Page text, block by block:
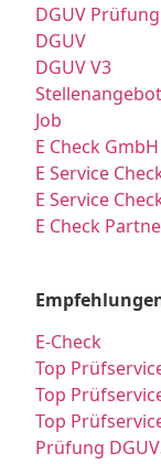
DGUV Prüfung
DGUV
DGUV V3
Stellenangebot
Job
E Check GmbH
E Service
E Service
E Check
E-Check
Top
Top
Top
Prüfung